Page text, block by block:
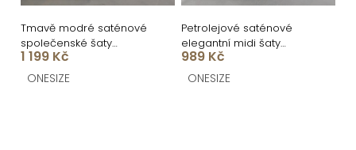
Tmavě modré saténové
společenské šaty
ATHEMA
1 199 Kč
ONESIZE
Petrolejové saténové
elegantní midi šaty
SIMUEL se šněrováním
989 Kč
ONESIZE